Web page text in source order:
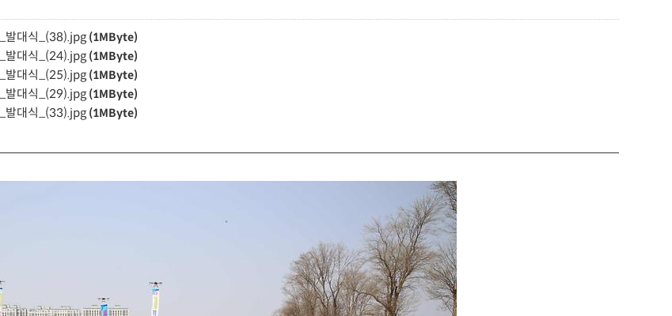
발대식_(38).jpg (1MByte)
발대식_(24).jpg (1MByte)
발대식_(25).jpg (1MByte)
발대식_(29).jpg (1MByte)
발대식_(33).jpg (1MByte)